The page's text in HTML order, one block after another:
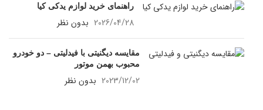
راهنمای خرید لوازم یدکی کیا
2026/04/28 بدون نظر
مقایسه دیگنیتی با فیدلیتی – دو خودرو
محبوب بهمن موتور
2023/12/02 بدون نظر